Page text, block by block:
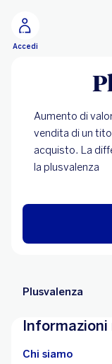
Accedi
Aumento di
vendita di un
acquisto. La
la plusvalenza
Plusvalenza
Chi siamo